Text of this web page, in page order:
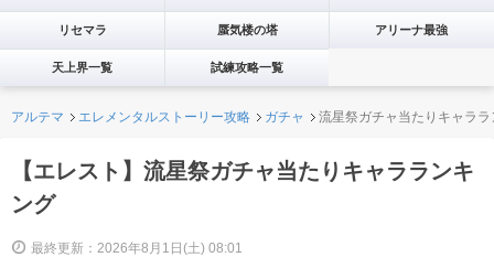
リセマラ 蜃気楼の塔 アリーナ最強
天上界一覧 試練攻略一覧
アルテマ エレメンタルストーリー攻略 ガチャ 流星祭ガチャ当たりキャララ
【エレスト】流星祭ガチャ当たりキャラランキ
ング
最終更新：2026年8月1日(土) 08:01